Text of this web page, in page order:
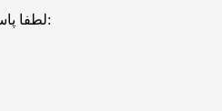
لطفا پاسخ را به عدد انگلیسی وارد کنید: